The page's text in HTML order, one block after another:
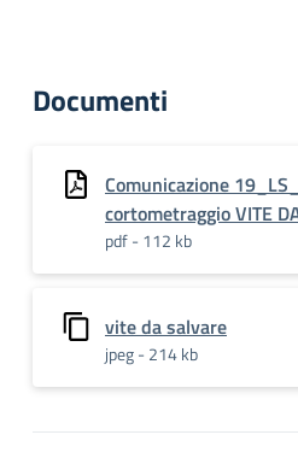
Documenti
Comunicazione
cortometraggio VITE
pdf - 112 kb
vite da salvare
jpeg - 214 kb